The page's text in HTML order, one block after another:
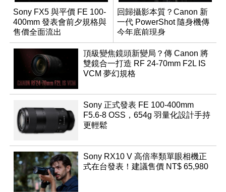
Sony FX5 與平價 FE 100-
400mm 發表會前夕規格與
售價全面流出
回歸攝影本質？Canon 新
一代 PowerShot 隨身機傳
今年底前現身
頂級變焦鏡頭新變局？傳 Canon 將
雙鏡合一打造 RF 24-70mm F2L IS
VCM 夢幻規格
Sony 正式發表 FE 100-400mm
F5.6-8 OSS，654g 羽量化設計手持
更輕鬆
Sony RX10 V 高倍率類單眼相機正
式在台發表！建議售價 NT$ 65,980